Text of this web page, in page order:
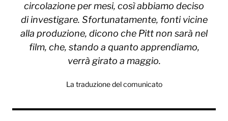
circolazione per mesi, così abbiamo deciso
di investigare. Sfortunatamente, fonti vicine
alla produzione, dicono che Pitt non sarà nel
film, che, stando a quanto apprendiamo,
verrà girato a maggio.
La traduzione del comunicato